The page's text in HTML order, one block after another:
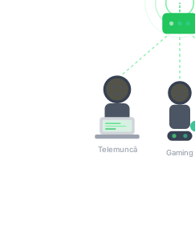
Telemuncă Gaming